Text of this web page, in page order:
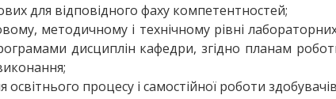
для відповідного фаху компетентностей;
методичному і технічному рівні
дисциплін кафедри, згідно планам
процесу і самостійної роботи